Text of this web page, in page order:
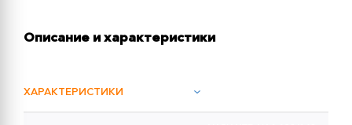
Описание и характеристики
ХАРАКТЕРИСТИКИ